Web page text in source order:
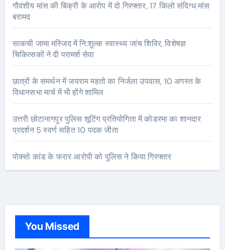
गौवंशीय मांस की बिक्री के आरोप में दो गिरफ्तार, 17 किलो संदिग्ध मांस
बरामद
साकची जामा मस्जिद में नि:शुल्क स्वास्थ्य जांच शिविर, विशेषज्ञ
चिकित्सकों ने दी परामर्श सेवा
छात्रों के समर्थन में जयराम महतो का निर्जला उपवास, 10 अगस्त के
विधानसभा मार्च में भी होंगे शामिल
उत्तरी छोटानागपुर पुलिस शूटिंग प्रतियोगिता में कोडरमा का शानदार
प्रदर्शन 5 स्वर्ण सहित 10 पदक जीता
पोक्सो कांड के फरार आरोपी को पुलिस ने किया गिरफ्तार
You Missed